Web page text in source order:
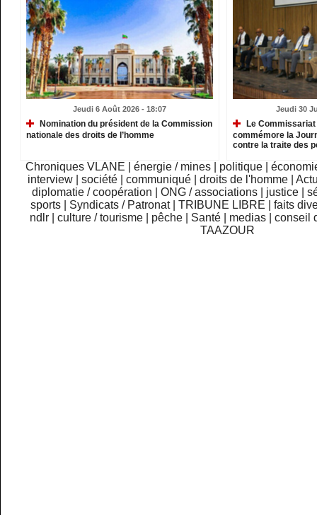
Jeudi 6 Août 2026 - 18:07
Nomination du président de la Commission
nationale des droits de l’homme
Jeudi 30
Le
commémore la
contre la traite des
Chroniques VLANE énergie / mines politique
interview
|société |communiqué |droits de l'homme |
diplomatie / coopération
ONG / associations justice
sports
Syndicats / Patronat TRIBUNE LIBRE
faits
ndlr
|culture / tourisme pêche Santé medias |conseil
TAAZOUR